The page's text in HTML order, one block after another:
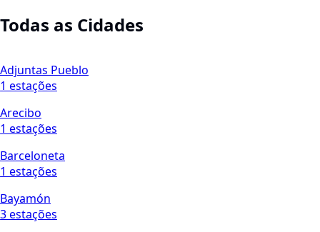
Todas as Cidades
Adjuntas Pueblo
1 estações
Arecibo
1 estações
Barceloneta
1 estações
Bayamón
3 estações